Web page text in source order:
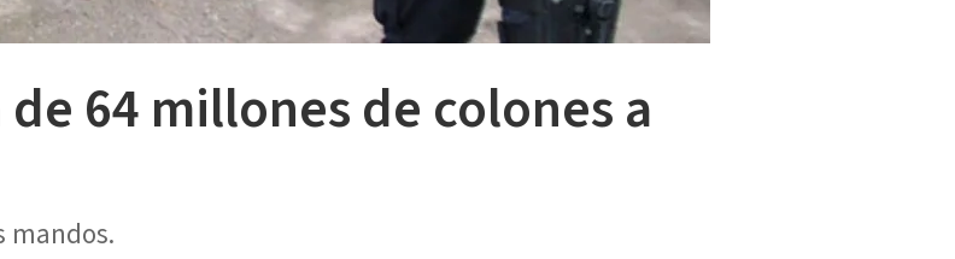
64 millones de colones a
mandos.